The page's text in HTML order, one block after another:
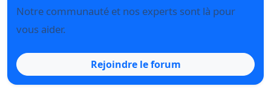
Notre communauté et nos experts sont là pour
vous aider.
Rejoindre le forum